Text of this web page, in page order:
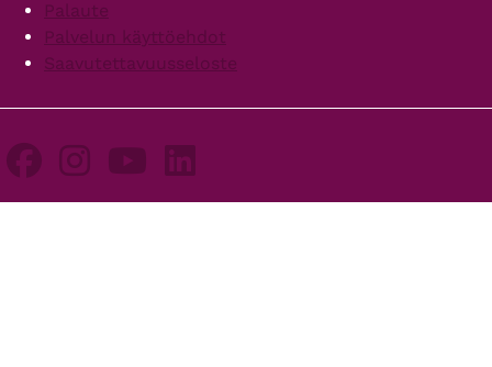
Palaute
Palvelun käyttöehdot
Saavutettavuusseloste